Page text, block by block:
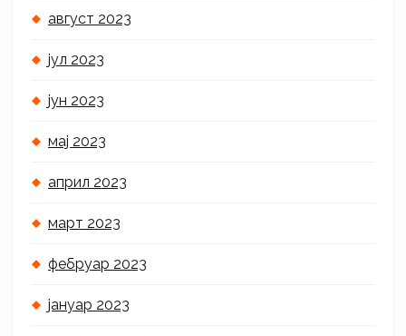
август 2023
јул 2023
јун 2023
мај 2023
април 2023
март 2023
фебруар 2023
јануар 2023